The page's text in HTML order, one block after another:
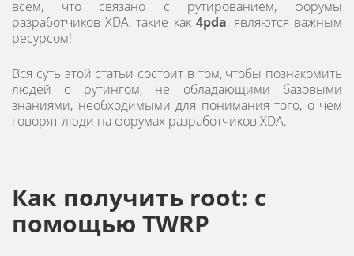
всем, что связано с рутированием, форумы
разработчиков XDA, такие как 4pda, являются важным
ресурсом!
Вся суть этой статьи состоит в том, чтобы познакомить
людей с рутингом, не обладающими базовыми
знаниями, необходимыми для понимания того, о чем
говорят люди на форумах разработчиков XDA.
Как получить root: с
помощью TWRP